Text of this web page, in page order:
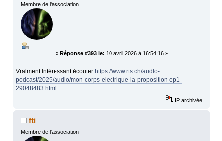
Membre de l'association
« Réponse #393 le: 10 avril 2026 à 16:54:16 »
Vraiment intéressant écouterhttps://www.rts.ch/audio-
podcast/2025/audio/mon-corps-electrique-la-proposition-ep1-
29048483.html
IP archivée
fti
Membre de l'association